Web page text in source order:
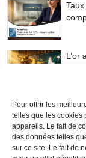
Pour offrir les
telles que les cookies
appareils. Le fait de
des données telles
sur ce site. Le fait de
L’or
3